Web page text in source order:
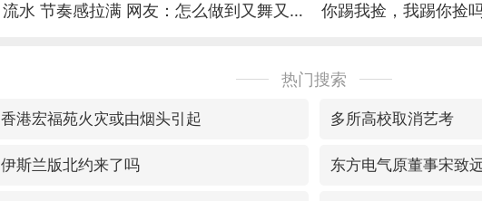
流水 节奏感拉满 网友：怎么做到又舞又武
你踢我捡，我踢你捡
热门搜索
香港宏福苑火灾或由烟头引起 多所高校取消艺考
伊斯兰版北约来了吗 东方电气原董事宋致